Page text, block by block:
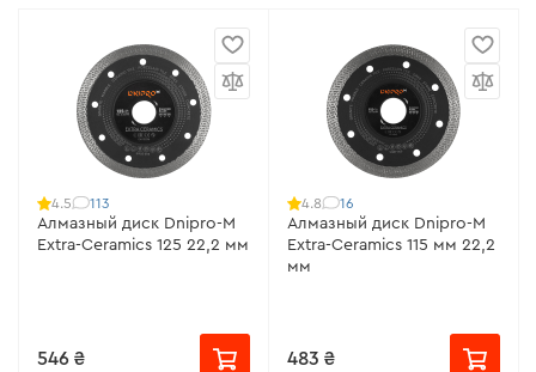
4.5 113
Алмазный диск Dnipro-M
Extra-Ceramics 125 22,2 мм
546 ₴
4.8 16
Алмазный диск Dnipro-M
Extra-Ceramics 115 мм 22,2
мм
483 ₴